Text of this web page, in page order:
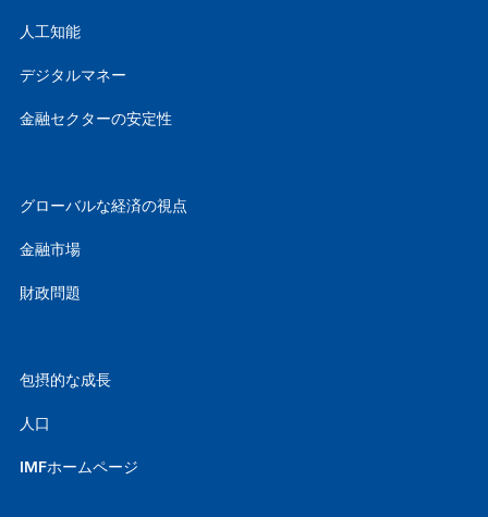
人工知能
デジタルマネー
金融セクターの安定性
グローバルな経済の視点
金融市場
財政問題
包摂的な成長
人口
IMFホームページ